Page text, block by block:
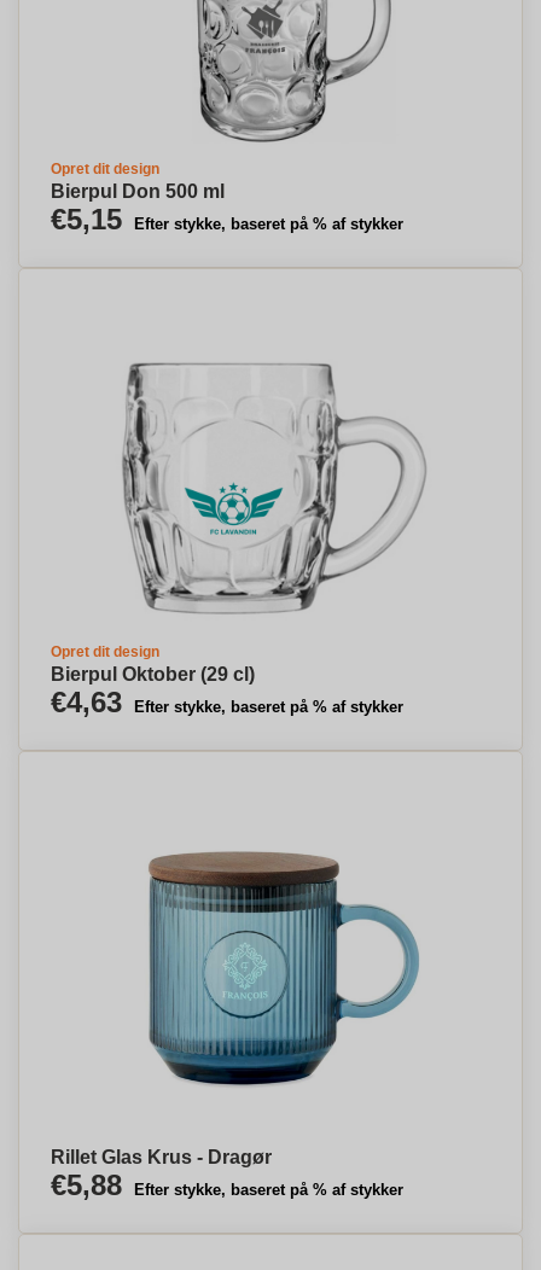
Opret dit design
Bierpul Don 500 ml
€5,15 Efter stykke, baseret på % af stykker
Opret dit design
Bierpul Oktober (29 cl)
€4,63 Efter stykke, baseret på % af stykker
Rillet Glas Krus - Dragør
€5,88 Efter stykke, baseret på % af stykker